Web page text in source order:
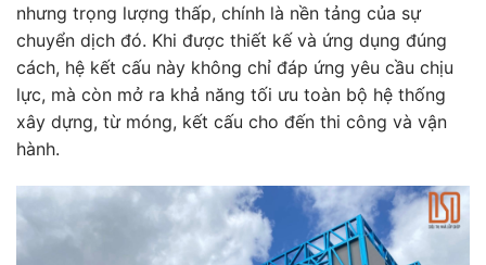
nhưng trọng lượng thấp, chính là nền tảng của sự
chuyển dịch đó. Khi được thiết kế và ứng dụng đúng
cách, hệ kết cấu này không chỉ đáp ứng yêu cầu chịu
lực, mà còn mở ra khả năng tối ưu toàn bộ hệ thống
xây dựng, từ móng, kết cấu cho đến thi công và vận
hành.